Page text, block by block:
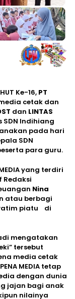
Ke-16, PT
cetak dan
dan LINTAS
Indihiang
pada hari
SDN
para guru.
yang terdiri
Redaksi
Nina
atau berbagi
piatu di
mengatakan
tersebut
media cetak
MEDIA tetap
dengan dunia
jajan bagi anak
nilainya